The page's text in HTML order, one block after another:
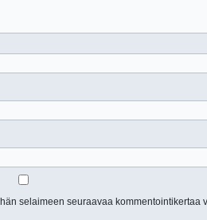
selaimeen seuraavaa kommentointikertaa